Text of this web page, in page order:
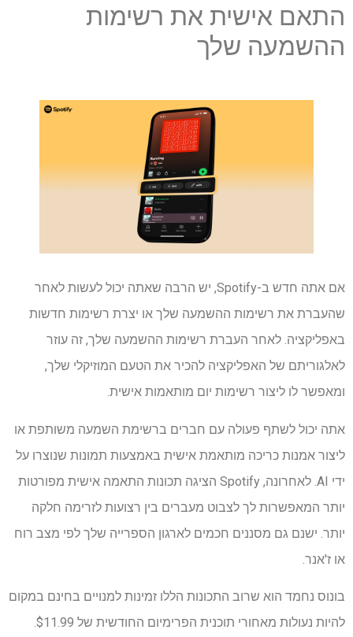
התאם אישית את רשימות
ההשמעה שלך
אם אתה חדש ב-Spotify, יש הרבה שאתה יכול לעשות לאחר
שהעברת את רשימות ההשמעה שלך או יצרת רשימות חדשות
באפליקציה. לאחר העברת רשימות ההשמעה שלך, זה עוזר
לאלגוריתם של האפליקציה להכיר את הטעם המוזיקלי שלך,
ומאפשר לו ליצור רשימות יום מותאמות אישית.
אתה יכול לשתף פעולה עם חברים ברשימת השמעה משותפת או
ליצור אמנות כריכה מותאמת אישית באמצעות תמונות שנוצרו על
ידי AI. לאחרונה, Spotify הציגה תכונות התאמה אישית מפורטות
יותר המאפשרות לך לצבוט מעברים בין רצועות לזרימה חלקה
יותר. ישנם גם מסננים חכמים לארגון הספרייה שלך לפי מצב רוח
או ז'אנר.
בונוס נחמד הוא שרוב התכונות הללו זמינות למנויים בחינם במקום
להיות נעולות מאחורי תוכנית הפרימיום החודשית של $11.99.